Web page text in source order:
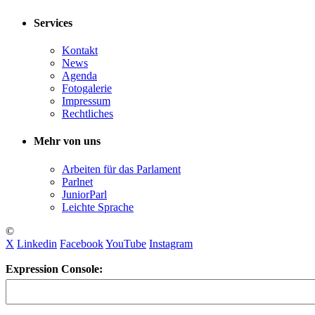
Services
Kontakt
News
Agenda
Fotogalerie
Impressum
Rechtliches
Mehr von uns
Arbeiten für das Parlament
Parlnet
JuniorParl
Leichte Sprache
©
X Linkedin FacebookYouTube Instagram
Expression Console: